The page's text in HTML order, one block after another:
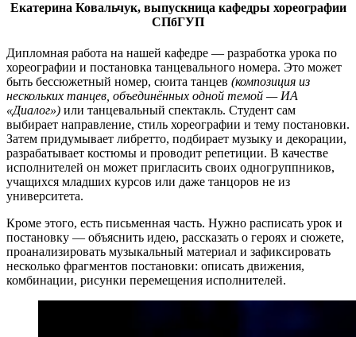
Екатерина Ковальчук, выпускница кафедры хореографии
СПбГУП
Дипломная работа на нашей кафедре — разработка урока по
хореографии и постановка танцевального номера. Это может
быть бессюжетный номер, сюита танцев (композиция из
нескольких танцев, объединённых одной темой — ИА
«Диалог») или танцевальный спектакль. Студент сам
выбирает направление, стиль хореографии и тему постановки.
Затем придумывает либретто, подбирает музыку и декорации,
разрабатывает костюмы и проводит репетиции. В качестве
исполнителей он может пригласить своих одногруппников,
учащихся младших курсов или даже танцоров не из
университета.
Кроме этого, есть письменная часть. Нужно расписать урок и
постановку — объяснить идею, рассказать о героях и сюжете,
проанализировать музыкальный материал и зафиксировать
несколько фрагментов постановки: описать движения,
комбинации, рисунки перемещения исполнителей.